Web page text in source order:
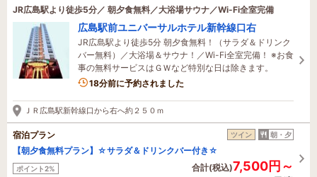
JR広島駅より徒歩5分／ 朝夕食無料／大浴場サウナ／Wi-Fi全室完備
広島駅前ユニバーサルホテル新幹線口右
JR広島駅より徒歩5分 朝夕食無料！（サラダ＆ドリンク
バー無料）／大浴場＆サウナ！／Wi-Fi全室完備！ ※お食
事の無料サービスはＧＷなど特別な日は除きます。
3名がこの宿を見ています
18分前に予約されました
ＪＲ広島駅新幹線口から右へ約２５０ｍ
宿泊プラン ツイン 朝・夕
【朝夕食無料プラン】☆サラダ＆ドリンクバー付き☆
ポイント2% 合計(税込)7,500円～